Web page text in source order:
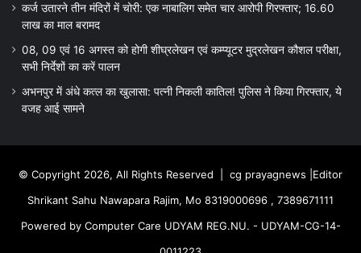
कर्ज उतारने तीन मंदिरों में चोरी: एक नाबालिग समेत चार आरोपी गिरफ्तार; 16.60
लाख का माल बरामद
08, 09 एवं 16 अगस्त को होगी शीघ्रलेखन एवं कम्प्यूटर मुद्रलेखन कौशल परीक्षा,
सभी निर्देशों का करें पालन
अभनपुर में अंधे कत्ल का खुलासा: पत्नी निकली कातिल! पुलिस ने किया गिरफ्तार, ये
वजह आई सामने
© Copyright 2026, All Rights Reserved | cg prayagnews |Editor
Shrikant Sahu Nawapara Rajim, Mo 8319000696 , 7389671111
Powered by Computer Care UDYAM REG.NU. - UDYAM-CG-14-